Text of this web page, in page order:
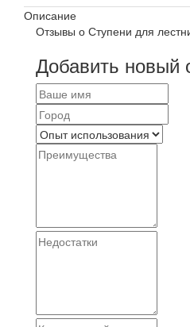
Описание
Отзывы о Ступени для
Добавить новый